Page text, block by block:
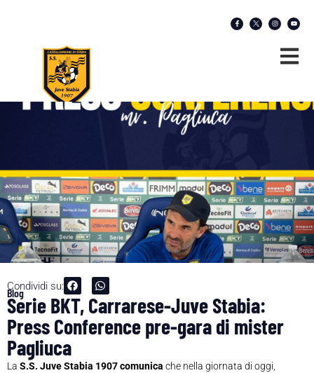
Condividi su:
Blog
Serie BKT, Carrarese-Juve Stabia:
Press Conference pre-gara di mister
Pagliuca
La S.S. Juve Stabia 1907 comunica che nella giornata di oggi,